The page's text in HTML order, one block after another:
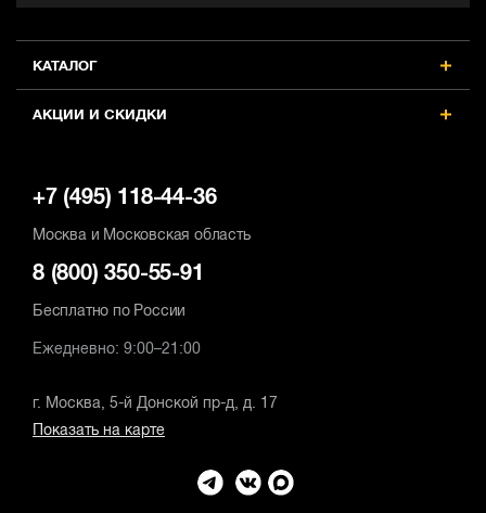
КАТАЛОГ
АКЦИИ И СКИДКИ
+7 (495) 118-44-36
Москва и Московская область
8 (800) 350-55-91
Бесплатно по России
Ежедневно: 9:00–21:00
г. Москва, 5-й Донской пр-д, д. 17
Показать на карте